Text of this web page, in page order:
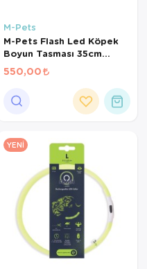
M-Pets
M-Pets Flash Led Köpek
Boyun Tasması 35cm
(Yeşil) [S]
550,00
YENI